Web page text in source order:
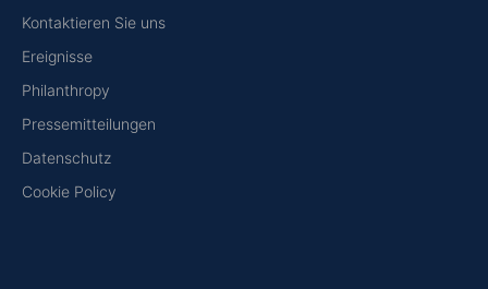
Kontaktieren Sie uns
Ereignisse
Philanthropy
Pressemitteilungen
Datenschutz
Cookie Policy